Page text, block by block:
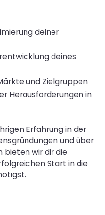
deiner
deines
und Zielgruppen
Herausforderungen in
Erfahrung in der
und über
bieten wir dir die
Start in die